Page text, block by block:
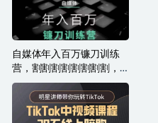
自媒体年入百万镰刀训练
营，割割割割割割割割，
自媒体心法+实操全套流程